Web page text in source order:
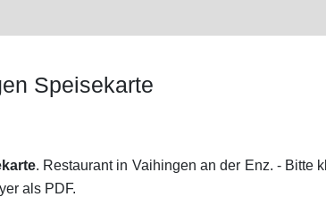
Speisekarte
. Restaurant in Vaihingen an der Enz. - Bitte
als PDF.